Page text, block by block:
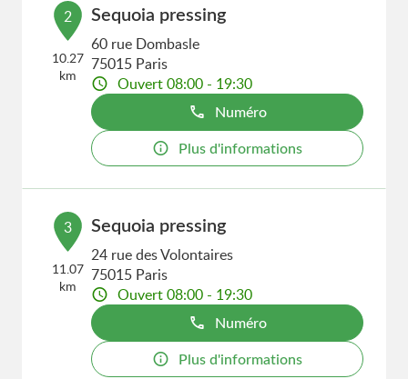
2
10.27
km
Sequoia pressing
60 rue Dombasle
75015 Paris
Ouvert 08:00 - 19:30
Numéro
Plus d'informations
3
11.07
km
Sequoia pressing
24 rue des Volontaires
75015 Paris
Ouvert 08:00 - 19:30
Numéro
Plus d'informations